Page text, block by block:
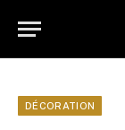
DÉCORATION